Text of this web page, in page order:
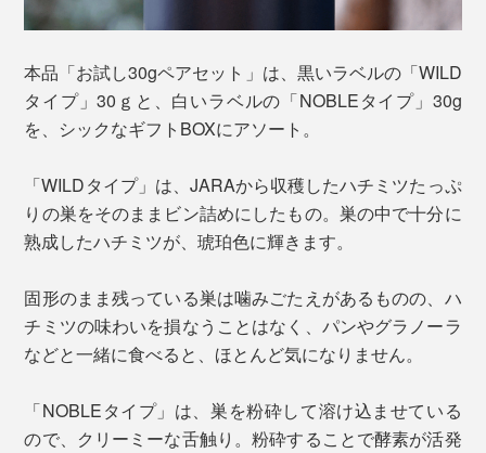
本品「お試し30gペアセット」は、黒いラベルの「WILD
タイプ」30ｇと、白いラベルの「NOBLEタイプ」30g
を、シックなギフトBOXにアソート。
「WILDタイプ」は、JARAから収穫したハチミツたっぷ
りの巣をそのままビン詰めにしたもの。巣の中で十分に
熟成したハチミツが、琥珀色に輝きます。
固形のまま残っている巣は噛みごたえがあるものの、ハ
チミツの味わいを損なうことはなく、パンやグラノーラ
などと一緒に食べると、ほとんど気になりません。
「NOBLEタイプ」は、巣を粉砕して溶け込ませている
ので、クリーミーな舌触り。粉砕することで酵素が活発